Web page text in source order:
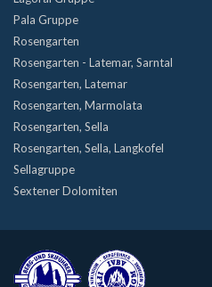
Pala Gruppe
Rosengarten
Rosengarten - Latemar, Sarntal
Rosengarten, Latemar
Rosengarten, Marmolata
Rosengarten, Sella
Rosengarten, Sella, Langkofel
Sellagruppe
Sextener Dolomiten